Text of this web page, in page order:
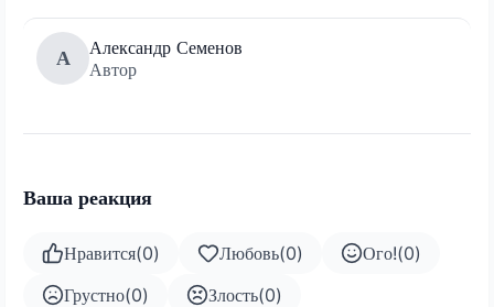
А
Александр Семенов
Автор
Ваша реакция
Нравится(0) Любовь(0) Ого!(0)
Грустно(0) Злость(0)